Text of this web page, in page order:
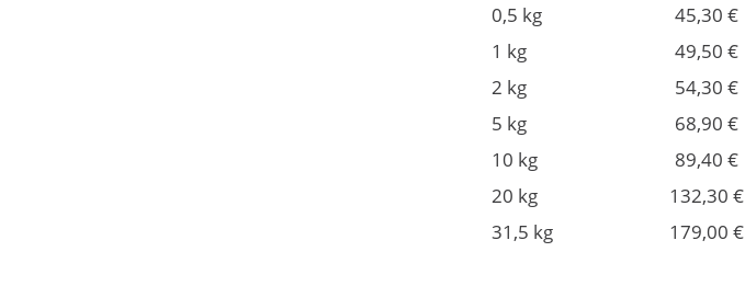
0,5 kg
45,30 €
1 kg
49,50 €
2 kg
54,30 €
5 kg
68,90 €
10 kg
89,40 €
20 kg
132,30 €
31,5 kg
179,00 €